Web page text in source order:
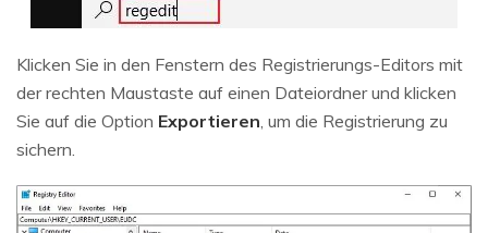
Klicken Sie in den Fenstern des Registrierungs-Editors mit
der rechten Maustaste auf einen Dateiordner und klicken
Sie auf die Option Exportieren , um die Registrierung zu
sichern.